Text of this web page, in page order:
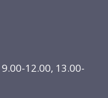
9.00-12.00, 13.00-